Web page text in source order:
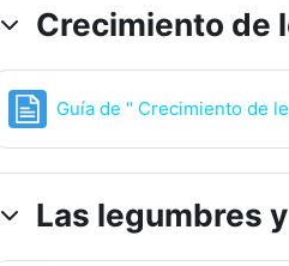
Crecimiento de
Guía de " Crecimiento de
Las legumbres